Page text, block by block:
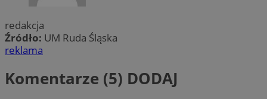
redakcja
Źródło: UM Ruda Śląska
reklama
Komentarze (5) DODAJ